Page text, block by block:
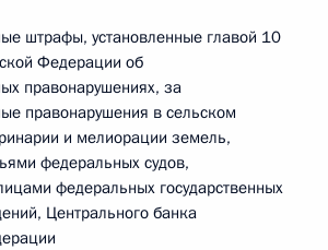
штрафы, установленные главой 10
Федерации об
правонарушениях, за
правонарушения в сельском
и мелиорации земель,
федеральных судов,
федеральных государственных
Центрального банка